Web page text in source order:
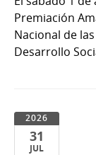
Premiación
Nacional de
Desarrollo
2026
31
JUL